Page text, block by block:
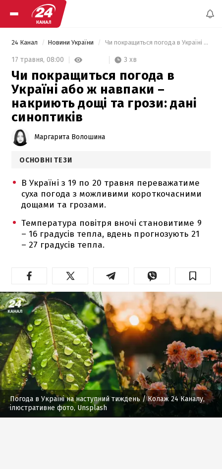
24 Канал Новини України Чи покращиться погода в Україні або ж навпаки – накриють дощі та грози: дані синоптиків
17 травня, 08:00 3 хв
Чи покращиться погода в
Україні або ж навпаки –
накриють дощі та грози: дані
синоптиків
Маргарита Волошина
ОСНОВНІ ТЕЗИ
В Україні з 19 по 20 травня переважатиме
суха погода з можливими короткочасними
дощами та грозами.
Температура повітря вночі становитиме 9
– 16 градусів тепла, вдень прогнозують 21
– 27 градусів тепла.
Погода в Україні на наступний тиждень / Колаж 24 Каналу,
ілюстративне фото, Unsplash